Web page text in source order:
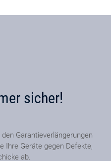
sicher!
Garantieverlängerungen
Ihre Geräte gegen Defekte,
ab.